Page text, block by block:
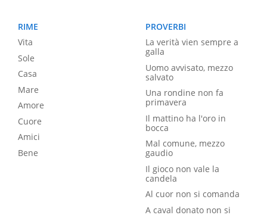
RIME
Vita
Sole
Casa
Mare
Amore
Cuore
Amici
Bene
PROVERBI
La verità vien sempre a
galla
Uomo avvisato, mezzo
salvato
Una rondine non fa
primavera
Il mattino ha l'oro in
bocca
Mal comune, mezzo
gaudio
Il gioco non vale la
candela
Al cuor non si comanda
A caval donato non si